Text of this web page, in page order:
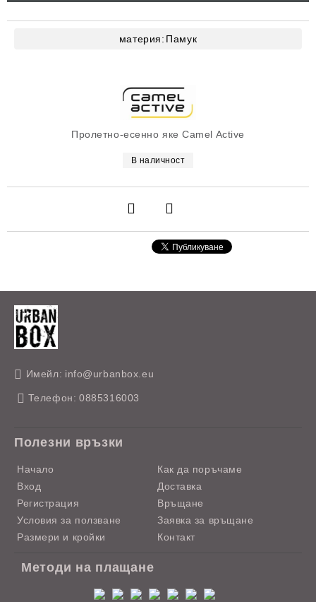
Пролетно-есенно яке Camel Active
В наличност
материя: Памук
Имейл: info@urbanbox.eu
Телефон: 0885316003
Полезни връзки
Начало
Вход
Регистрация
Условия за ползване
Размери и кройки
Как да поръчаме
Доставка
Връщане
Заявка за връщане
Контакт
Методи на плащане